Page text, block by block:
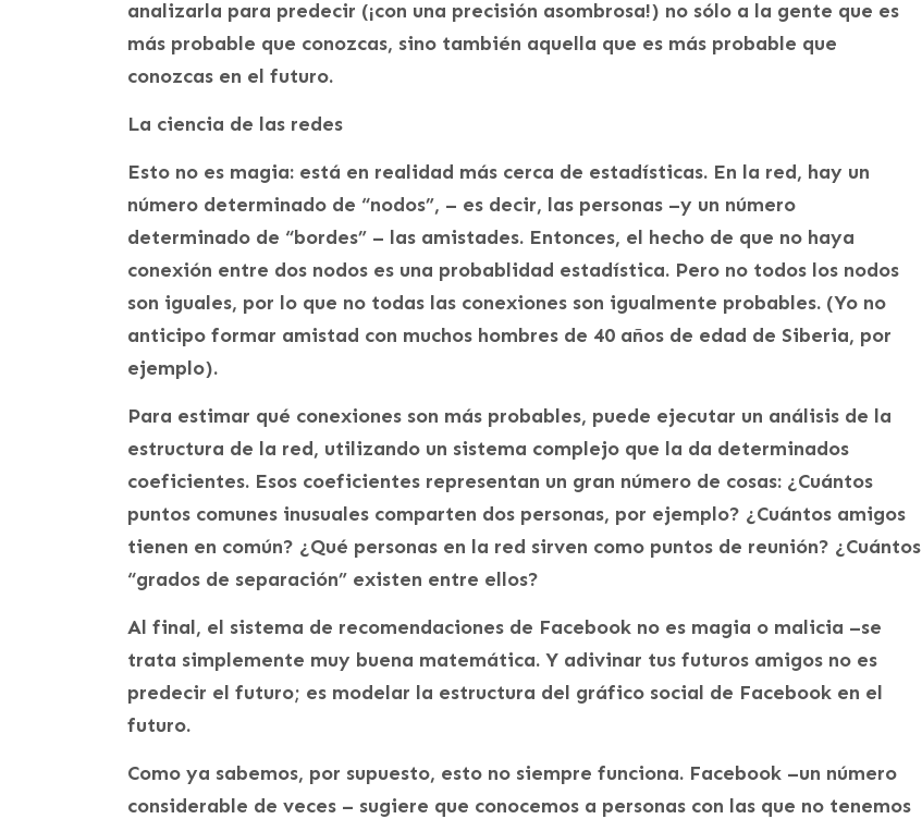
analizarla para predecir (¡con una precisión asombrosa!) no sólo a la gente que es
más probable que conozcas, sino también aquella que es más probable que
conozcas en el futuro.
La ciencia de las redes
Esto no es magia: está en realidad más cerca de estadísticas. En la red, hay un
número determinado de “nodos”, – es decir, las personas –y un número
determinado de “bordes” – las amistades. Entonces, el hecho de que no haya
conexión entre dos nodos es una probablidad estadística. Pero no todos los nodos
son iguales, por lo que no todas las conexiones son igualmente probables. (Yo no
anticipo formar amistad con muchos hombres de 40 años de edad de Siberia, por
ejemplo).
Para estimar qué conexiones son más probables, puede ejecutar un análisis de la
estructura de la red, utilizando un sistema complejo que la da determinados
coeficientes. Esos coeficientes representan un gran número de cosas: ¿Cuántos
puntos comunes inusuales comparten dos personas, por ejemplo? ¿Cuántos amigos
tienen en común? ¿Qué personas en la red sirven como puntos de reunión? ¿Cuántos
“grados de separación” existen entre ellos?
Al final, el sistema de recomendaciones de Facebook no es magia o malicia –se
trata simplemente muy buena matemática. Y adivinar tus futuros amigos no es
predecir el futuro; es modelar la estructura del gráfico social de Facebook en el
futuro.
Como ya sabemos, por supuesto, esto no siempre funciona. Facebook –un número
considerable de veces – sugiere que conocemos a personas con las que no tenemos